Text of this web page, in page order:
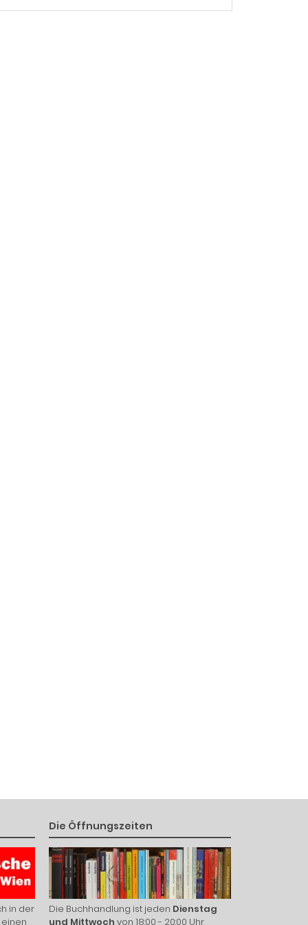
in der
Die Öffnungszeiten
Die Buchhandlung ist jeden Dienstag
und Mittwoch von 18:00 - 20:00 Uhr